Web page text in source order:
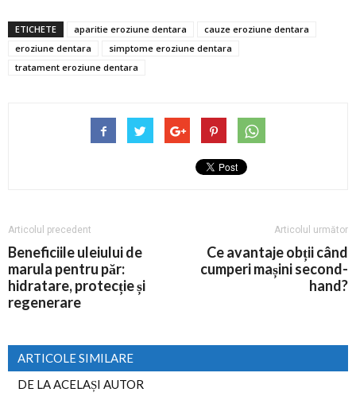
ETICHETE aparitie eroziune dentara
cauze eroziune dentara
eroziune dentara
simptome eroziune dentara
tratament eroziune dentara
Articolul precedent
Beneficiile uleiului de
marula pentru păr:
hidratare, protecție și
regenerare
Articolul următor
Ce avantaje obții când
cumperi mașini second-
hand?
ARTICOLE SIMILARE
DE LA ACELAȘI AUTOR